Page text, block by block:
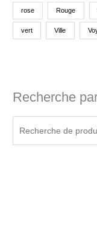
rose Rouge
vert Ville
Recherche